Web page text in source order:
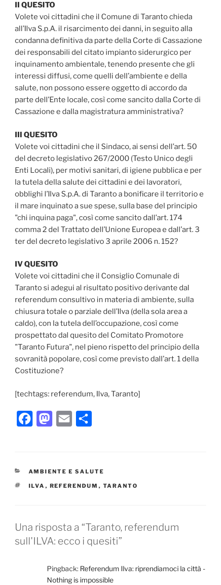
II QUESITO
Volete voi cittadini che il Comune di Taranto chieda
all’Ilva S.p.A. il risarcimento dei danni, in seguito alla
condanna definitiva da parte della Corte di Cassazione
dei responsabili del citato impianto siderurgico per
inquinamento ambientale, tenendo presente che gli
interessi diffusi, come quelli dell’ambiente e della
salute, non possono essere oggetto di accordo da
parte dell’Ente locale, così come sancito dalla Corte di
Cassazione e dalla magistratura amministrativa?
III QUESITO
Volete voi cittadini che il Sindaco, ai sensi dell’art. 50
del decreto legislativo 267/2000 (Testo Unico degli
Enti Locali), per motivi sanitari, di igiene pubblica e per
la tutela della salute dei cittadini e dei lavoratori,
obblighi l’Ilva S.p.A. di Taranto a bonificare il territorio e
il mare inquinato a sue spese, sulla base del principio
"chi inquina paga", così come sancito dall’art. 174
comma 2 del Trattato dell’Unione Europea e dall’art. 3
ter del decreto legislativo 3 aprile 2006 n. 152?
IV QUESITO
Volete voi cittadini che il Consiglio Comunale di
Taranto si adegui al risultato positivo derivante dal
referendum consultivo in materia di ambiente, sulla
chiusura totale o parziale dell’Ilva (della sola area a
caldo), con la tutela dell’occupazione, così come
prospettato dal quesito del Comitato Promotore
"Taranto Futura", nel pieno rispetto del principio della
sovranità popolare, così come previsto dall’art. 1 della
Costituzione?
[techtags: referendum, Ilva, Taranto]
F
e
b
k
M
o
d
E
l
di
vi
CATEGORIE
AMBIENTE E SALUTE
TAG
ILVA , REFERENDUM , TARANTO
Una risposta a “Taranto, referendum
sull'ILVA: ecco i quesiti”
Pingback: Referendum Ilva: riprendiamoci la città -
Nothing is impossible